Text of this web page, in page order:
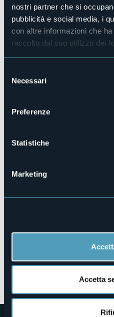
nostri partner che si
pubblicità e social media, i
con altre informazioni che
raccolto dal suo utilizzo dei
delNecessari
Preferenze
Statistiche
Marketing
Accetta
Organizzatore
Città di Cannobio
Collegiata di San Vittore
Telefono
E-mail
Sito web
https://